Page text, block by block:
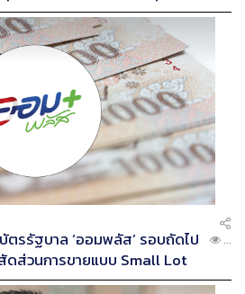
ารรับราชการโดดเด่น ผ่านการ
ลังรบในกองพลทหารราบที่ 2
คับการกรมทหารราบที่ 12 รักษา
าการกองพลทหารราบที่ 2 รักษา
ภาคที่ 1 ปัจจัยทั้งสองทำให้ทักษิณ
รี แต่งตั้งให้พลเอก ประวิตร วงษ์
น่งผู้บัญชาการทหารบก
รรัฐบาล ‘ออมพลัส’ รอบถัดไป
ดส่วนการขายแบบ Small Lot
...